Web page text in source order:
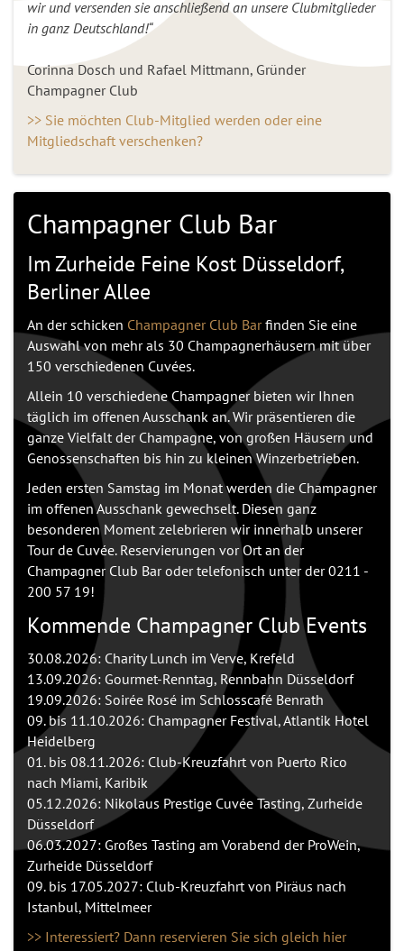
wir und versenden sie anschließend an unsere Clubmitglieder
in ganz Deutschland!“
Corinna Dosch und Rafael Mittmann, Gründer
Champagner Club
>> Sie möchten Club-Mitglied werden oder eine
Mitgliedschaft verschenken?
Champagner Club Bar
Im Zurheide Feine Kost Düsseldorf,
Berliner Allee
An der schicken Champagner Club Barfinden Sie eine
Auswahl von mehr als 30 Champagnerhäusern mit über
150 verschiedenen Cuvées.
Allein 10 verschiedene Champagner bieten wir Ihnen
täglich im offenen Ausschank an. Wir präsentieren die
ganze Vielfalt der Champagne, von großen Häusern und
Genossenschaften bis hin zu kleinen Winzerbetrieben.
Jeden ersten Samstag im Monat werden die Champagner
im offenen Ausschank gewechselt. Diesen ganz
besonderen Moment zelebrieren wir innerhalb unserer
Tour de Cuvée. Reservierungen vor Ort an der
Champagner Club Bar oder telefonisch unter der 0211 -
200 57 19!
Kommende Champagner Club Events
30.08.2026: Charity Lunch im Verve, Krefeld
13.09.2026: Gourmet-Renntag, Rennbahn Düsseldorf
19.09.2026: Soirée Rosé im Schlosscafé Benrath
09. bis 11.10.2026: Champagner Festival, Atlantik Hotel
Heidelberg
01. bis 08.11.2026: Club-Kreuzfahrt von Puerto Rico
nach Miami, Karibik
05.12.2026: Nikolaus Prestige Cuvée Tasting, Zurheide
Düsseldorf
06.03.2027: Großes Tasting am Vorabend der ProWein,
Zurheide Düsseldorf
09. bis 17.05.2027: Club-Kreuzfahrt von Piräus nach
Istanbul, Mittelmeer
>> Interessiert? Dann reservieren Sie sich gleich hier